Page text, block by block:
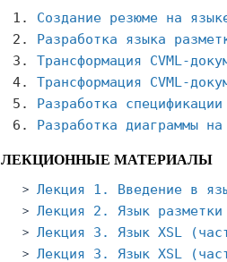
Создание резюме на
Разработка языка
Трансформация CVML-
Трансформация CVML-
Разработка
Разработка диаграммы на
ЛЕКЦИОННЫЕ МАТЕРИАЛЫ
Лекция 1. Введение в
Лекция 2. Язык разметки
Лекция 3. Язык XSL
Лекция 3. Язык XSL